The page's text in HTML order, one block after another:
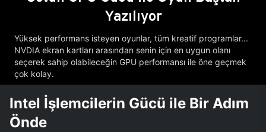
Yazılıyor
Yüksek performans isteyen oyunlar, tüm kreatif programlar...
NVDIA ekran kartları arasından senin için en uygun olanı
seçerek sahip olabileceğin GPU performansı ile öne geçmek
çok kolay.
Intel İşlemcilerin Gücü ile Bir Adım
Önde